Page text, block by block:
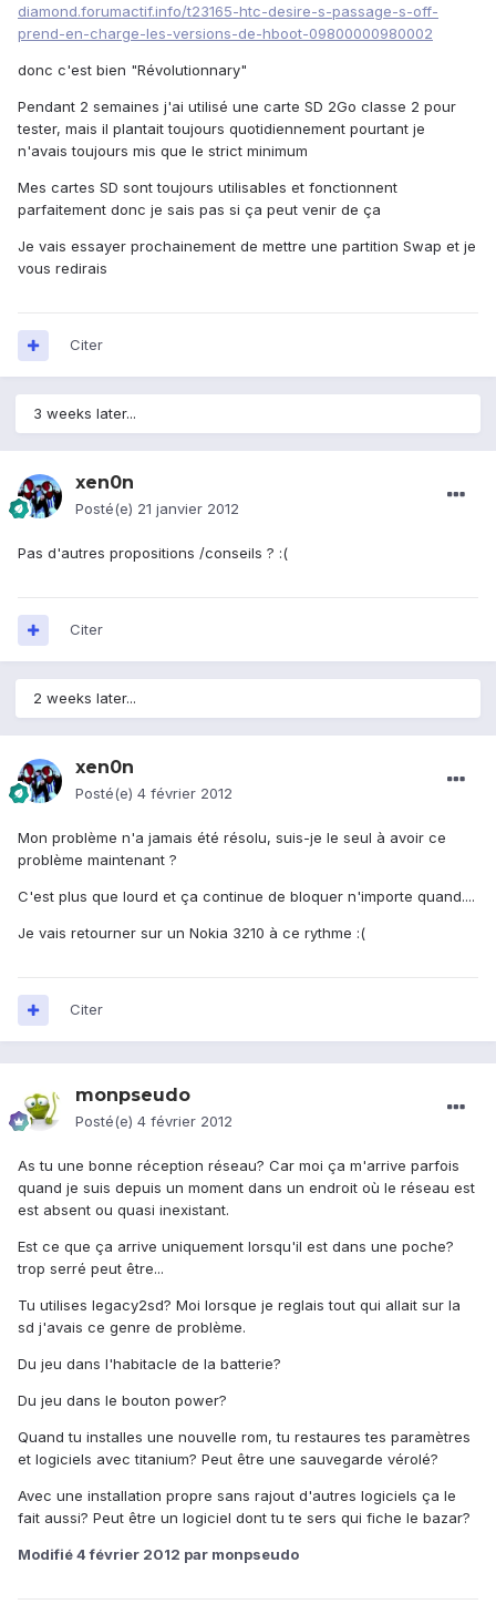
diamond.forumactif.info/t23165-htc-desire-s-passage-s-off-
prend-en-charge-les-versions-de-hboot-09800000980002
donc c'est bien "Révolutionnary"
Pendant 2 semaines j'ai utilisé une carte SD 2Go classe 2 pour
tester, mais il plantait toujours quotidiennement pourtant je
n'avais toujours mis que le strict minimum
Mes cartes SD sont toujours utilisables et fonctionnent
parfaitement donc je sais pas si ça peut venir de ça
Je vais essayer prochainement de mettre une partition Swap et je
vous redirais
Citer
3 weeks later...
xen0n
Posté(e) 21 janvier 2012
Pas d'autres propositions /conseils ? :(
Citer
2 weeks later...
xen0n
Posté(e) 4 février 2012
Mon problème n'a jamais été résolu, suis-je le seul à avoir ce
problème maintenant ?
C'est plus que lourd et ça continue de bloquer n'importe quand....
Je vais retourner sur un Nokia 3210 à ce rythme :(
Citer
monpseudo
Posté(e) 4 février 2012
As tu une bonne réception réseau? Car moi ça m'arrive parfois
quand je suis depuis un moment dans un endroit où le réseau est
est absent ou quasi inexistant.
Est ce que ça arrive uniquement lorsqu'il est dans une poche?
trop serré peut être...
Tu utilises legacy2sd? Moi lorsque je reglais tout qui allait sur la
sd j'avais ce genre de problème.
Du jeu dans l'habitacle de la batterie?
Du jeu dans le bouton power?
Quand tu installes une nouvelle rom, tu restaures tes paramètres
et logiciels avec titanium? Peut être une sauvegarde vérolé?
Avec une installation propre sans rajout d'autres logiciels ça le
fait aussi? Peut être un logiciel dont tu te sers qui fiche le bazar?
Modifié4 février 2012 par monpseudo